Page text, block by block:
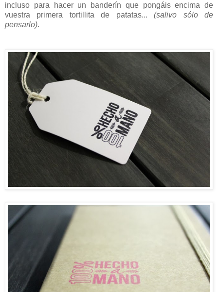
incluso para hacer un banderín que pongáis encima de
vuestra primera tortillita de patatas...(salivo sólo de
pensarlo).